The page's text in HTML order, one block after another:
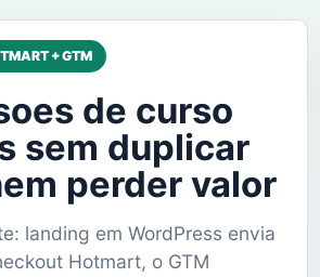
+ GTM
de curso
sem duplicar
perder valor
landing em WordPress envia
Hotmart, o GTM